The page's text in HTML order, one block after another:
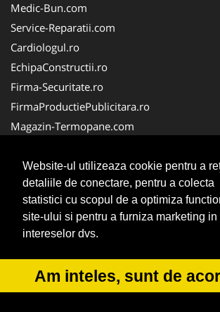
Website-ul utilizeaza cookie pentru a
detaliile de conectare, pentru a colecta
statistici cu scopul de a optimiza
site-ului si pentru a furniza marketing in
intereselor dvs.
Am inteles, sunt de
Medic-Bun.com
Service-Reparatii.com
Cardiologul.ro
EchipaConstructii.ro
Firma-Securitate.ro
FirmaProductiePublicitara.ro
Magazin-Termopane.com
CramaVinuri.ro
FirmaTractariAuto.ro
InstalatiiSolare.com
Pescaresc.ro
© 2014-2026 Powered byVilonMedia&